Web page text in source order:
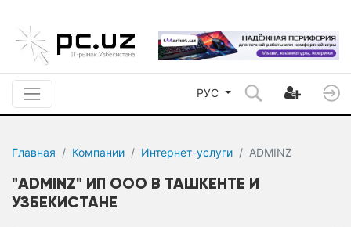
РУС
Главная Компании Интернет-услуги ADMINZ
"ADMINZ" ИП ООО В ТАШКЕНТЕ И
УЗБЕКИСТАНЕ